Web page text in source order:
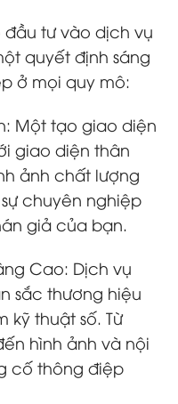
đầu tư vào dịch vụ
quyết định sáng
ở mọi quy mô:
Một tạo giao diện
giao diện thân
ảnh chất lượng
chuyên nghiệp
giả của bạn.
Cao: Dịch vụ
sắc thương hiệu
kỹ thuật số. Từ
hình ảnh và nội
cố thông điệp